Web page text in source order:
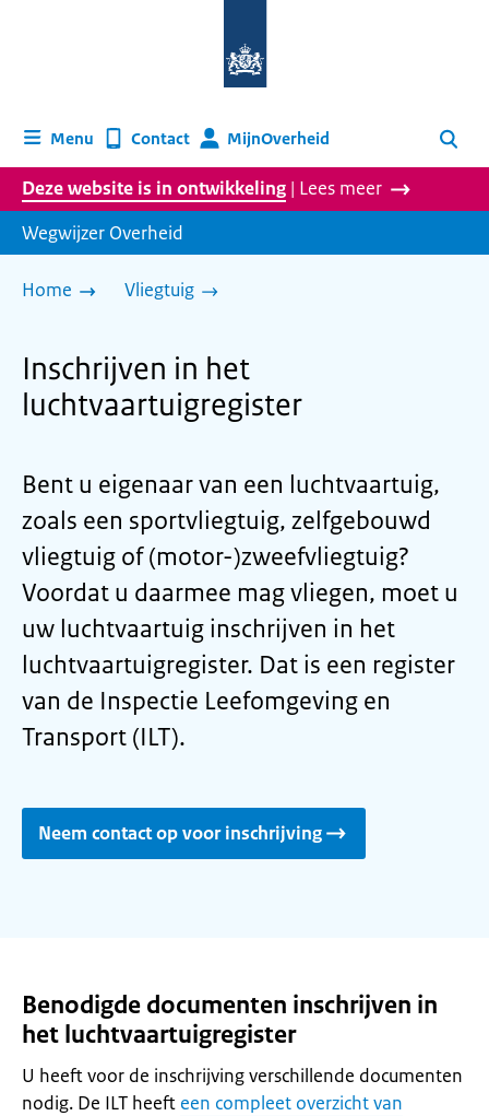
homepage
Menu Contact MijnOverheid Zoeken
Deze website is in ontwikkeling | Lees meer
Wegwijzer Overheid
Home Vliegtuig
Inschrijven in het
luchtvaartuigregister
Bent u eigenaar van een luchtvaartuig,
zoals een sportvliegtuig, zelfgebouwd
vliegtuig of (motor-)zweefvliegtuig?
Voordat u daarmee mag vliegen, moet u
uw luchtvaartuig inschrijven in het
luchtvaartuigregister. Dat is een register
van de Inspectie Leefomgeving en
Transport (ILT).
Neem contact op voor inschrijving
Benodigde documenten inschrijven in
het luchtvaartuigregister
U heeft voor de inschrijving verschillende documenten
nodig. De ILT heeft een compleet overzicht van